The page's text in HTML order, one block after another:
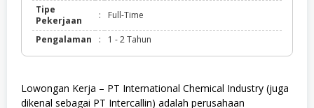
Tipe
Pekerjaan
: Full-Time
Pengalaman : 1 - 2 Tahun
Lowongan Kerja – PT International Chemical Industry (juga
dikenal sebagai PT Intercallin) adalah perusahaan